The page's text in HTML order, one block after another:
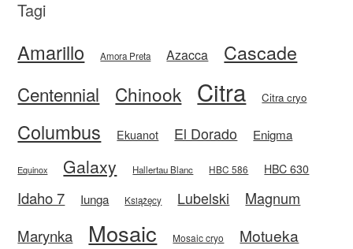
Tagi
Amarillo Amora Preta Azacca Cascade
Centennial Chinook Citra Citra cryo
Columbus Ekuanot El Dorado Enigma
Equinox Galaxy Hallertau Blanc HBC 586 HBC 630
Idaho 7 Iunga Książęcy Lubelski
Magnum
Marynka
Mosaic Mosaic cryo Motueka